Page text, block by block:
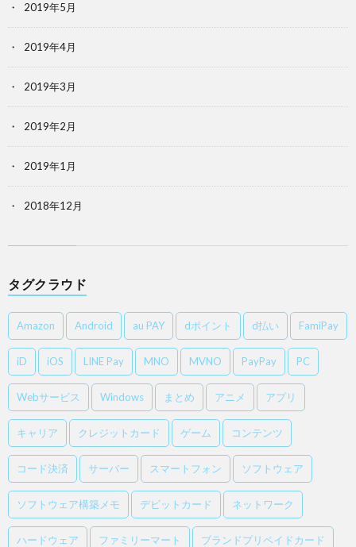
2019年5月
2019年4月
2019年3月
2019年2月
2019年1月
2018年12月
タグクラウド
Amazon Android au PAY dポイント d払い FamiPay
iD iOS LINE Pay MNO MVNO PayPay PC
Webサービス Windows まとめ アニメ アプリ
キャリア クレジットカード ゲーム コンテンツ
コード決済 サーバー スマートフォン ソフトウェア
ソフトウェア構築メモ デビットカード ネットワーク
ハードウェア ファミリーマート ブランドプリペイドカード